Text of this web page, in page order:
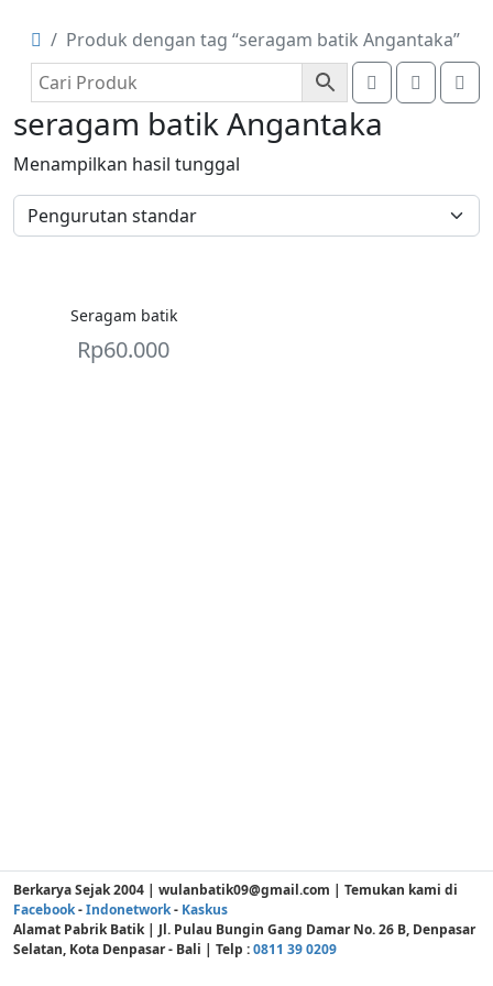
Produk dengan tag “seragam batik Angantaka”
Account
seragam batik Angantaka
Menampilkan hasil tunggal
Seragam batik
Rp60.000
Berkarya Sejak 2004 | wulanbatik09@gmail.com | Temukan kami di
Facebook-Indonetwork- Kaskus
Alamat Pabrik Batik | Jl. Pulau Bungin Gang Damar No. 26 B, Denpasar
Selatan, Kota Denpasar - Bali | Telp :0811 39 0209